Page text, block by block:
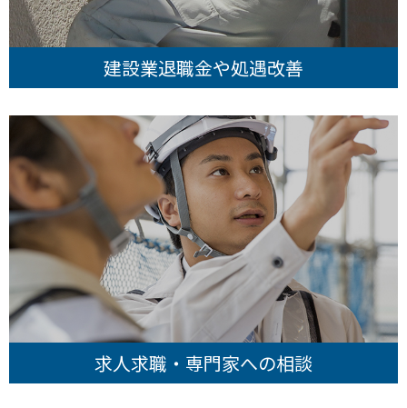
建設業退職金や処遇改善
求人求職・専門家への相談